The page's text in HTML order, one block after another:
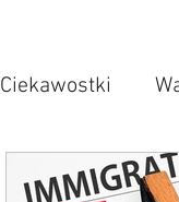
Ciekawostki
Korzyści dla Ciebie